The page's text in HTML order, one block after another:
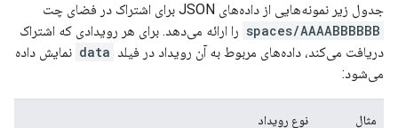
جدول زیر نمونه‌هایی از داده‌های JSON برای اشتراک در فضای چت
spaces/AAAABBBBBB را ارائه می‌دهد. برای هر رویدادی که اشتراک
دریافت می‌کند، داده‌های مربوط به آن رویداد در فیلد data نمایش داده
می‌شود:
مثال نوع رویداد